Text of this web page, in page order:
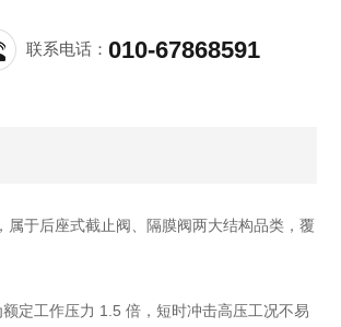
联系电话：010-67868591
于后座式截止阀、隔膜阀两大结构品类，覆
定工作压力 1.5 倍，短时冲击高压工况不易